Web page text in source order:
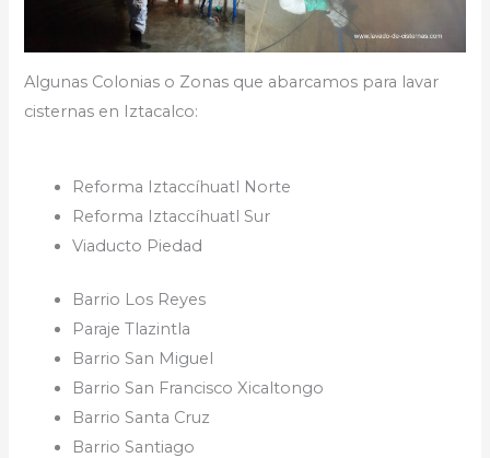
Algunas Colonias o Zonas que abarcamos para lavar
cisternas en Iztacalco:
Reforma Iztaccíhuatl Norte
Reforma Iztaccíhuatl Sur
Viaducto Piedad
Barrio Los Reyes
Paraje Tlazintla
Barrio San Miguel
Barrio San Francisco Xicaltongo
Barrio Santa Cruz
Barrio Santiago